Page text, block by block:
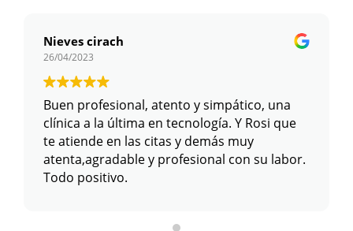
Nieves cirach
26/04/2023
Buen profesional, atento y simpático, una
clínica a la última en tecnología. Y Rosi que
te atiende en las citas y demás muy
atenta,agradable y profesional con su labor.
Todo positivo.